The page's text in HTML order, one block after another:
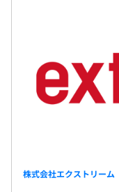
株式会社エクストリーム